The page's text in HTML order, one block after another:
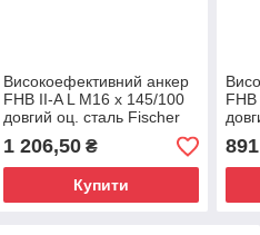
Високоефективний анкер
FHB II-A L M16 x 145/100
довгий оц. сталь Fischer
(Фішер)
1 206,50₴
Купити
891